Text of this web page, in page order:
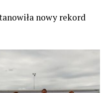
nowy rekord